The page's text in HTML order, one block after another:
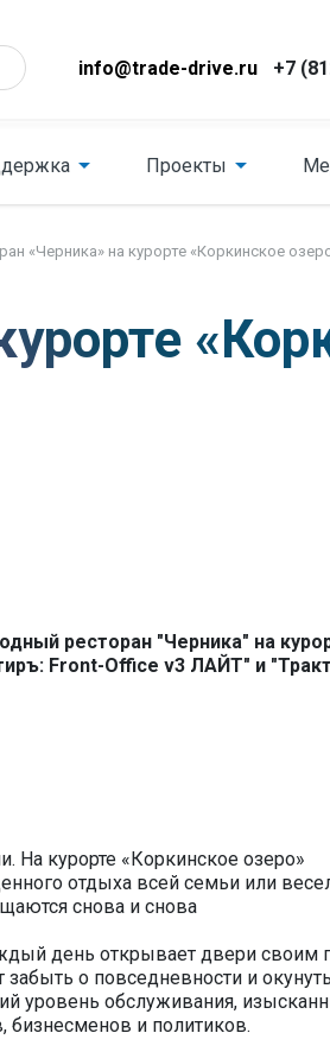
info@trade-drive.ru +7
Проекты
«Черника» на курорте «Коркинское
ресторан "Черника" на
Front-Office v3 ЛАЙТ" и
На курорте «Коркинское озеро»
отдыха всей семьи или
снова и снова
день открывает двери своим
о повседневности и
уровень обслуживания,
бизнесменов и политиков.